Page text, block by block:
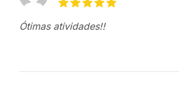
Ótimas atividades!!